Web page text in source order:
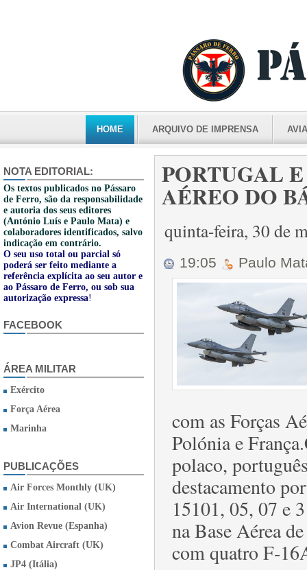
HOME ARQUIVO DE IMPRENSA
NOTA EDITORIAL:
Os textos publicados no Pássaro
de Ferro, são da responsabilidade
e autoria dos seus editores
(António Luís e Paulo Mata) e
colaboradores identificados, salvo
indicação em contrário.
O seu uso total ou parcial só
poderá ser feito mediante a
referência explícita ao seu autor e
ao Pássaro de Ferro, ou sob sua
autorização expressa!
FACEBOOK
ÁREA MILITAR
Exército
Força Aérea
Marinha
PUBLICAÇÕES
Air Forces Monthly (UK)
Air International (UK)
Avion Revue (Espanha)
Combat Aircraft (UK)
JP4 (Itália)
PORTUGAL
AÉREO DO
quinta-feira, 30 de
19:05 Paulo
com as Forças
Polónia e
polaco,
destacamento
15101, 05, 07 e
na Base Aérea
com quatro F-